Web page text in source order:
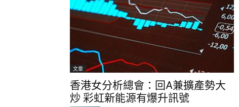
文章
香港女分析總會：回A兼擴產勢大
炒 彩虹新能源有爆升訊號